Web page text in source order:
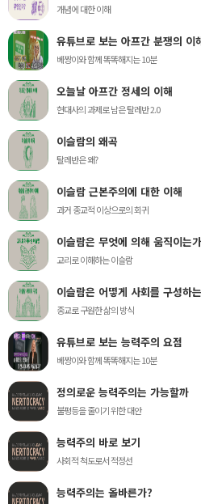
개념에 대한 이해
유튜브로 보는 아프간 분쟁의 이
베짱이와 함께 똑똑해지는 10분
오늘날 아프간 정세의 이해
현대사의 과제로 남은 탈레반 2.0
이슬람의 왜곡
탈레반은 왜?
이슬람 근본주의에 대한 이해
과거 종교적 이상으로의 회귀
이슬람은 무엇에 의해 움직이는가
교리로 이해하는 이슬람
이슬람은 어떻게 사회를 구성하
종교로 구원한 삶의 방식
유튜브로 보는 능력주의 요점
베짱이와 함께 똑똑해지는 10분
정의로운 능력주의는 가능할까
불평등을 줄이기 위한 대안
능력주의 바로 보기
사회적 척도로서 적정선
능력주의는 올바른가?